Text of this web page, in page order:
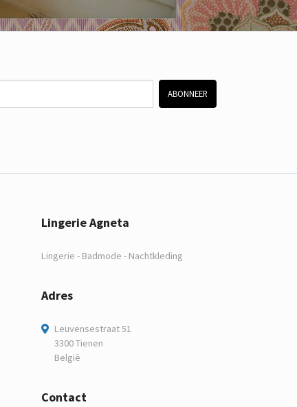
ABONNEER
Lingerie Agneta
Lingerie - Badmode - Nachtkleding
Adres
Leuvensestraat 51
3300 Tienen
België
Contact